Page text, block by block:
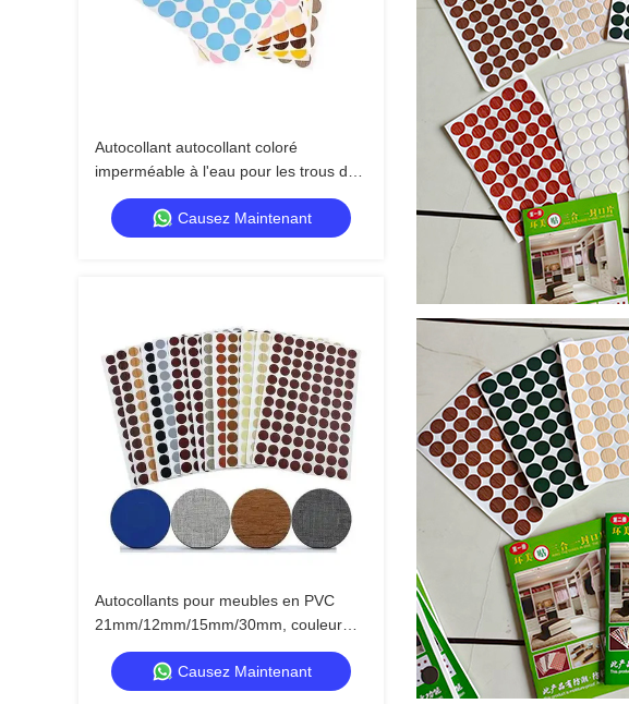
Autocollant autocollant coloré
imperméable à l'eau pour les trous de
meubles
Causez Maintenant
Autocollants pour meubles en PVC
21mm/12mm/15mm/30mm, couleur
unie mate, personnalisables
Causez Maintenant